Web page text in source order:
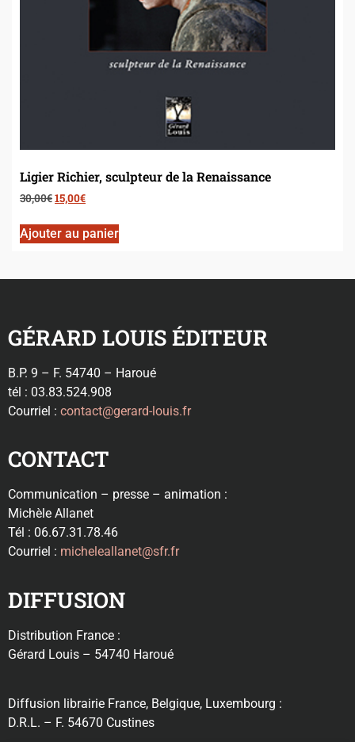
Ligier Richier, sculpteur de la Renaissance
30,00€15,00€
Ajouter au panier
GÉRARD LOUIS ÉDITEUR
B.P. 9 – F. 54740 – Haroué
tél : 03.83.524.908
Courriel : contact@gerard-louis.fr
CONTACT
Communication – presse – animation :
Michèle Allanet
Tél : 06.67.31.78.46
Courriel : micheleallanet@sfr.fr
DIFFUSION
Distribution France :
Gérard Louis – 54740 Haroué
Diffusion librairie France, Belgique, Luxembourg :
D.R.L. – F. 54670 Custines